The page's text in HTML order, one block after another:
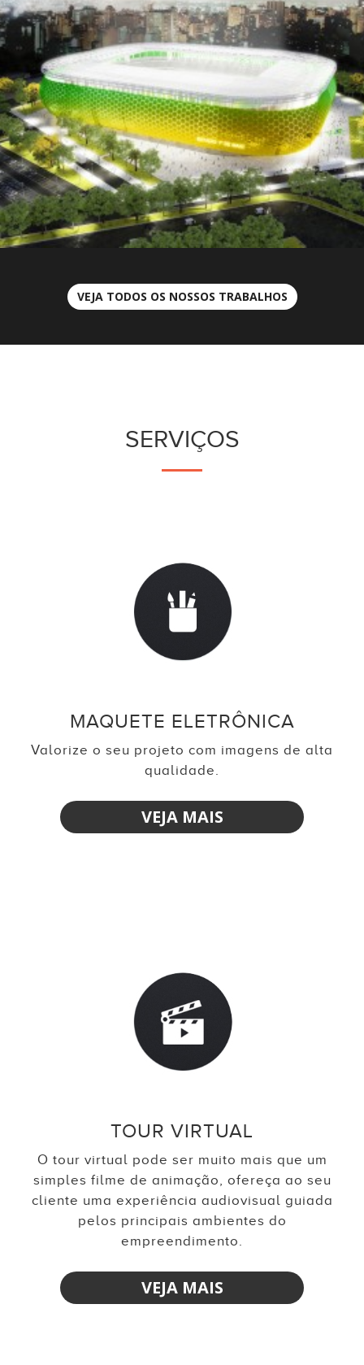
VEJA TODOS OS NOSSOS TRABALHOS
SERVIÇOS
MAQUETE ELETRÔNICA
Valorize o seu projeto com imagens de alta
qualidade.
VEJA MAIS
TOUR VIRTUAL
O tour virtual pode ser muito mais que um
simples filme de animação, ofereça ao seu
cliente uma experiência audiovisual guiada
pelos principais ambientes do
empreendimento.
VEJA MAIS